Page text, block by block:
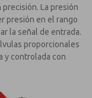
La presión
presión en el rango
la señal de entrada.
proporcionales
y controlada con